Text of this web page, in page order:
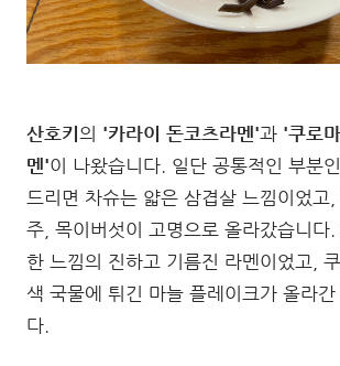
산호키 의 '카라이 돈코츠라멘'과 '쿠로
멘'이 나왔습니다. 일단 공통적인 부분
드리면 차슈는 얇은 삼겹살 느낌이었고
주, 목이버섯이 고명으로 올라갔습니다
한 느낌의 진하고 기름진 라멘이었고,
색 국물에 튀긴 마늘 플레이크가 올라간
다.